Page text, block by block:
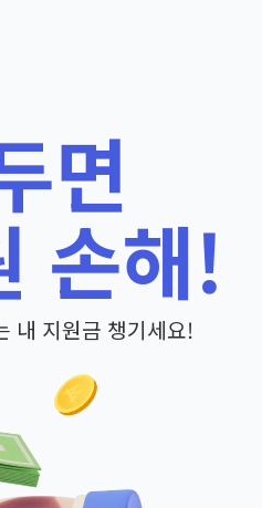
면
손해!
내 지원금 챙기세요!